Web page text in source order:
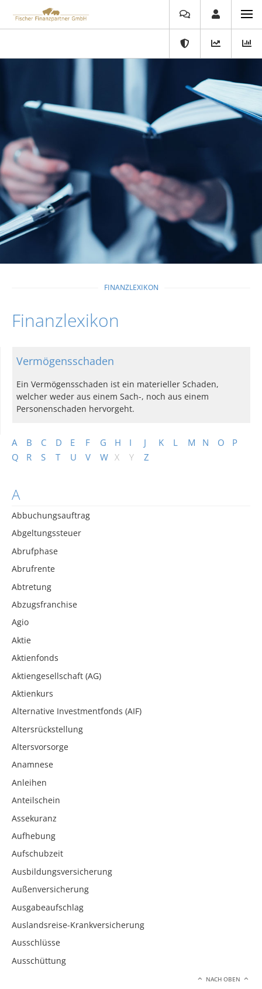
FINANZLEXIKON
Finanzlexikon
A B C D E F G H I J K L M N O
P
Q
R S T U V W X Y Z
A
Abbuchungsauftrag
Abgeltungssteuer
Abrufphase
Abrufrente
Abtretung
Abzugsfranchise
Agio
Aktie
Aktienfonds
Aktiengesellschaft (AG)
Aktienkurs
Alternative Investmentfonds (AIF)
Altersrückstellung
Altersvorsorge
Anamnese
Anleihen
Anteilschein
Assekuranz
Aufhebung
Aufschubzeit
Ausbildungsversicherung
Außenversicherung
Ausgabeaufschlag
Auslandsreise-Krankversicherung
Ausschlüsse
Ausschüttung
NACH OBEN
Vermögensschaden
Ein Vermögensschaden ist ein materieller Schaden,
welcher weder aus einem Sach-, noch aus einem
Personenschaden hervorgeht.